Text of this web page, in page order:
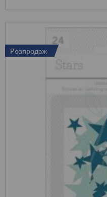
Розпродаж